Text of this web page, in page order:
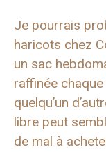
Je pourrais
haricots chez
un sac
raffinée
quelqu’un
libre peut
de mal à